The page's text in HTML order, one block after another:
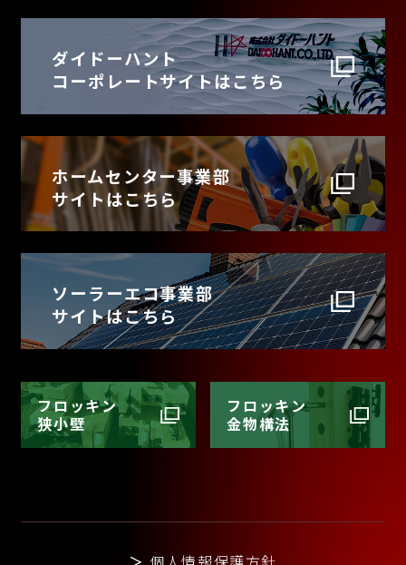
ダイドーハント
コーポレートサイトはこちら
ホームセンター事業部
サイトはこちら
ソーラーエコ事業部
サイトはこちら
フロッキン
狭小壁
フロッキン
金物構法